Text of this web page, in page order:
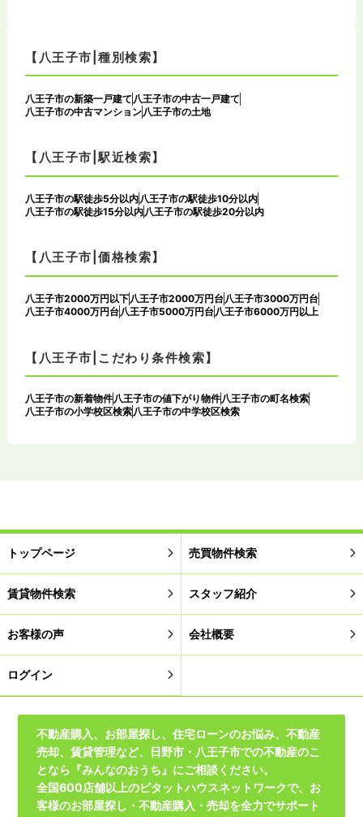
【八王子市|種別検索】
八王子市の新築一戸建て 八王子市の中古一戸建て
八王子市の中古マンション 八王子市の土地
【八王子市|駅近検索】
八王子市の駅徒歩5分以内 八王子市の駅徒歩10分以内
八王子市の駅徒歩15分以内 八王子市の駅徒歩20分以内
【八王子市|価格検索】
八王子市2000万円以下八王子市2000万円台八王子市3000万円台
八王子市4000万円台八王子市5000万円台八王子市6000万円以上
【八王子市|こだわり条件検索】
八王子市の新着物件八王子市の値下がり物件八王子市の町名検索
八王子市の小学校区検索八王子市の中学校区検索
トップページ 売買物件検索
賃貸物件検索 スタッフ紹介
お客様の声 会社概要
ログイン
不動産購入、お部屋探し、住宅ローンのお悩み、不動産
売却、賃貸管理など、日野市・八王子市での不動産のこ
となら『みんなのおうち』にご相談ください。
全国600店舗以上のピタットハウスネットワークで、お
客様のお部屋探し・不動産購入・売却を全力でサポート